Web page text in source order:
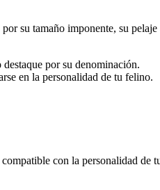
su tamaño imponente, su
por su denominación.
en la personalidad de tu felino.
con la personalidad de